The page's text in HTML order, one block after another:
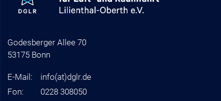
Godesberger Allee 70
53175 Bonn
E-Mail: info(at)dglr.de
Fon:
0228 308050